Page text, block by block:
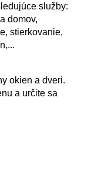
služby:
domov,
stierkovanie,
okien a dveri.
a určite sa